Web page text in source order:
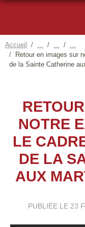
Accueil
Retour en images sur
de la Sainte Catherine
NOTRE
LE
DE LA
AUX
PUBLIÉE LE 23